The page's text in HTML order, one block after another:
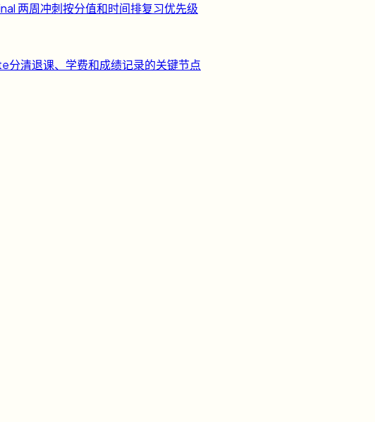
两周冲刺按分值和时间排复习优先级
分清退课、学费和成绩记录的关键节点